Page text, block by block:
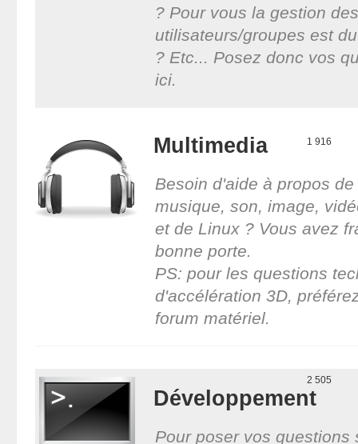
? Pour vous la gestion des
utilisateurs/groupes est
? Etc... Posez donc vos
ici.
1 916
Multimedia
Besoin d'aide à propos de
musique, son, image,
et de Linux ? Vous avez
bonne porte.
PS: pour les questions
d'accélération 3D,
forum matériel.
2 505
Développement
Pour poser vos questions